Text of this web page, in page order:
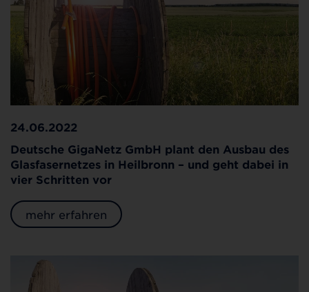
24.06.2022
Deutsche GigaNetz GmbH plant den Ausbau des
Glasfasernetzes in Heilbronn – und geht dabei in
vier Schritten vor
mehr erfahren